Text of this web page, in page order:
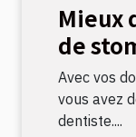
Mieux
de
Avec vos
vous avez
dentiste....